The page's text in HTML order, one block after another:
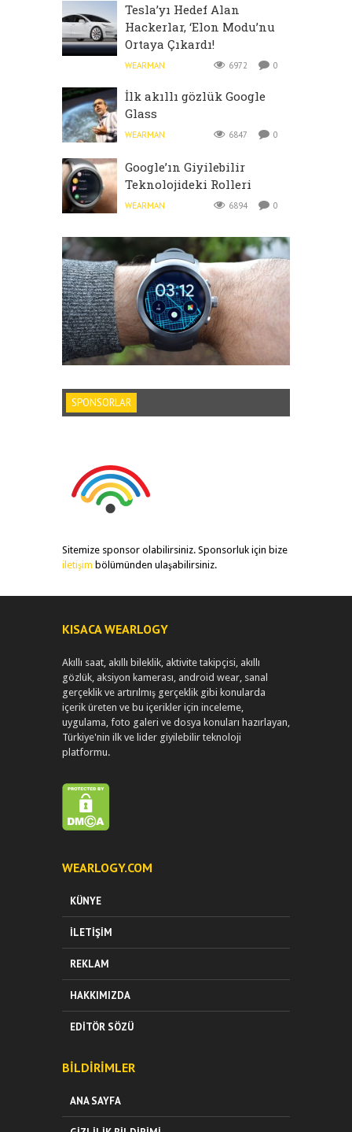
Tesla’yı Hedef Alan
Hackerlar, ‘Elon Modu’nu
Ortaya Çıkardı!
WEARMAN 6972 0
İlk akıllı gözlük Google
Glass
WEARMAN 6847 0
Google’ın Giyilebilir
Teknolojideki Rolleri
WEARMAN 6894 0
SPONSORLAR
Sitemize sponsor olabilirsiniz. Sponsorluk için bize
iletişim bölümünden ulaşabilirsiniz.
KISACA WEARLOGY
Akıllı saat, akıllı bileklik, aktivite takipçisi, akıllı
gözlük, aksiyon kamerası, android wear, sanal
gerçeklik ve artırılmış gerçeklik gibi konularda
içerik üreten ve bu içerikler için inceleme,
uygulama, foto galeri ve dosya konuları hazırlayan,
Türkiye'nin ilk ve lider giyilebilir teknoloji
platformu.
WEARLOGY.COM
KÜNYE
İLETIŞIM
REKLAM
HAKKIMIZDA
EDITÖR SÖZÜ
BILDIRIMLER
ANA SAYFA